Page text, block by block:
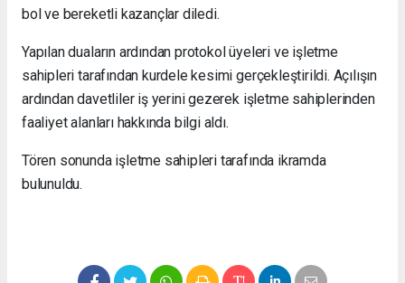
bol ve bereketli kazançlar diledi.
Yapılan duaların ardından protokol üyeleri ve işletme
sahipleri tarafından kurdele kesimi gerçekleştirildi. Açılışın
ardından davetliler iş yerini gezerek işletme sahiplerinden
faaliyet alanları hakkında bilgi aldı.
Tören sonunda işletme sahipleri tarafında ikramda
bulunuldu.